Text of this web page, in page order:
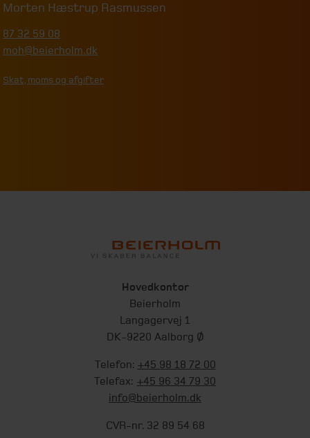
Morten Hæstrup Rasmussen
87 32 59 08
moh@beierholm.dk
Skat, moms og afgifter
Hovedkontor
Beierholm
Langagervej 1
DK-9220 Aalborg Ø
Telefon: +45 98 18 72 00
Telefax: +45 96 34 79 30
info@beierholm.dk
CVR-nr. 32 89 54 68